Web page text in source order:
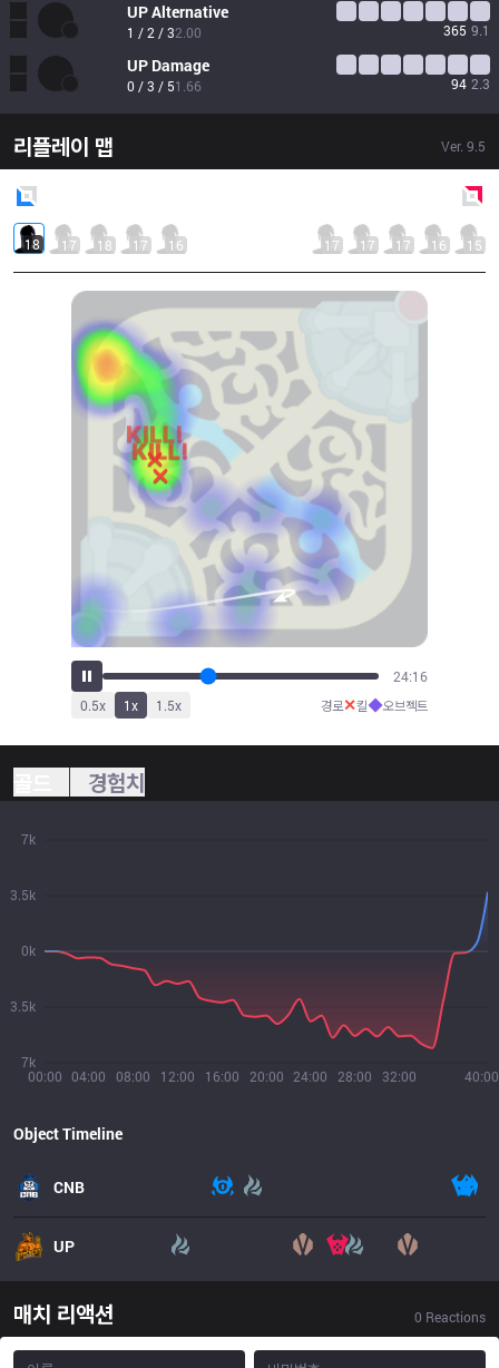
UPAlternative
1 / 2 / 32.00 365 9.1
UP Damage
0 / 3 / 51.66 94 2.3
리플레이 맵 Ver. 9.5
18 17 18 17 16 17 17 17 16 15
27:14
0.5x 1x 1.5x 경로✕킬◆오브젝트
경험치
00:00 04:00 08:00 12:00 16:00 20:00 24:00 28:00 32:00 40:00
7k
3.5k
0k
3.5k
7k
Object Timeline
CNB
UP
매치 리액션 0 Reactions